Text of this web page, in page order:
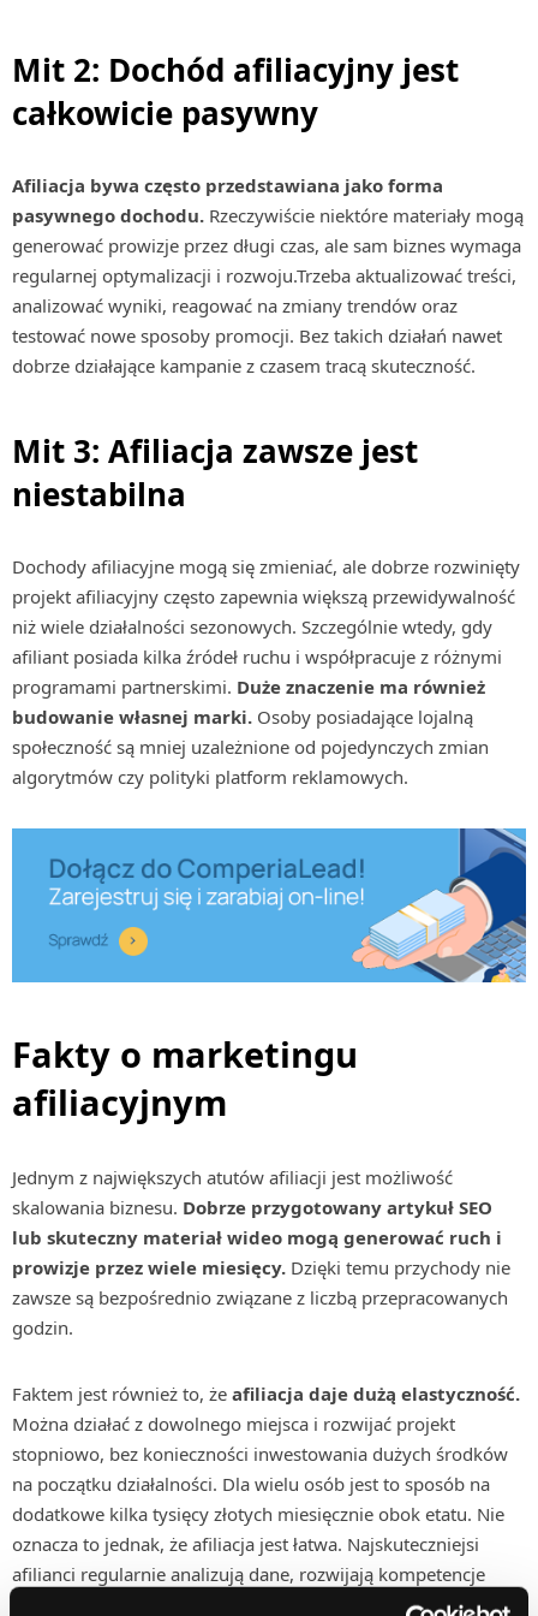
Mit 2: Dochód afiliacyjny jest
całkowicie pasywny
Afiliacja bywa często przedstawiana jako forma
pasywnego dochodu. Rzeczywiście niektóre materiały mogą
generować prowizje przez długi czas, ale sam biznes wymaga
regularnej optymalizacji i rozwoju.Trzeba aktualizować treści,
analizować wyniki, reagować na zmiany trendów oraz
testować nowe sposoby promocji. Bez takich działań nawet
dobrze działające kampanie z czasem tracą skuteczność.
Mit 3: Afiliacja zawsze jest
niestabilna
Dochody afiliacyjne mogą się zmieniać, ale dobrze rozwinięty
projekt afiliacyjny często zapewnia większą przewidywalność
niż wiele działalności sezonowych. Szczególnie wtedy, gdy
afiliant posiada kilka źródeł ruchu i współpracuje z różnymi
programami partnerskimi. Duże znaczenie ma również
budowanie własnej marki. Osoby posiadające lojalną
społeczność są mniej uzależnione od pojedynczych zmian
algorytmów czy polityki platform reklamowych.
Fakty o marketingu
afiliacyjnym
Jednym z największych atutów afiliacji jest możliwość
skalowania biznesu. Dobrze przygotowany artykuł SEO
lub skuteczny materiał wideo mogą generować ruch i
prowizje przez wiele miesięcy. Dzięki temu przychody nie
zawsze są bezpośrednio związane z liczbą przepracowanych
godzin.
Faktem jest również to, że afiliacja daje dużą elastyczność.
Można działać z dowolnego miejsca i rozwijać projekt
stopniowo, bez konieczności inwestowania dużych środków
na początku działalności. Dla wielu osób jest to sposób na
dodatkowe kilka tysięcy złotych miesięcznie obok etatu. Nie
oznacza to jednak, że afiliacja jest łatwa. Najskuteczniejsi
afilianci regularnie analizują dane, rozwijają kompetencje
marketingowe i dostosowują strategie do zmieniającego się